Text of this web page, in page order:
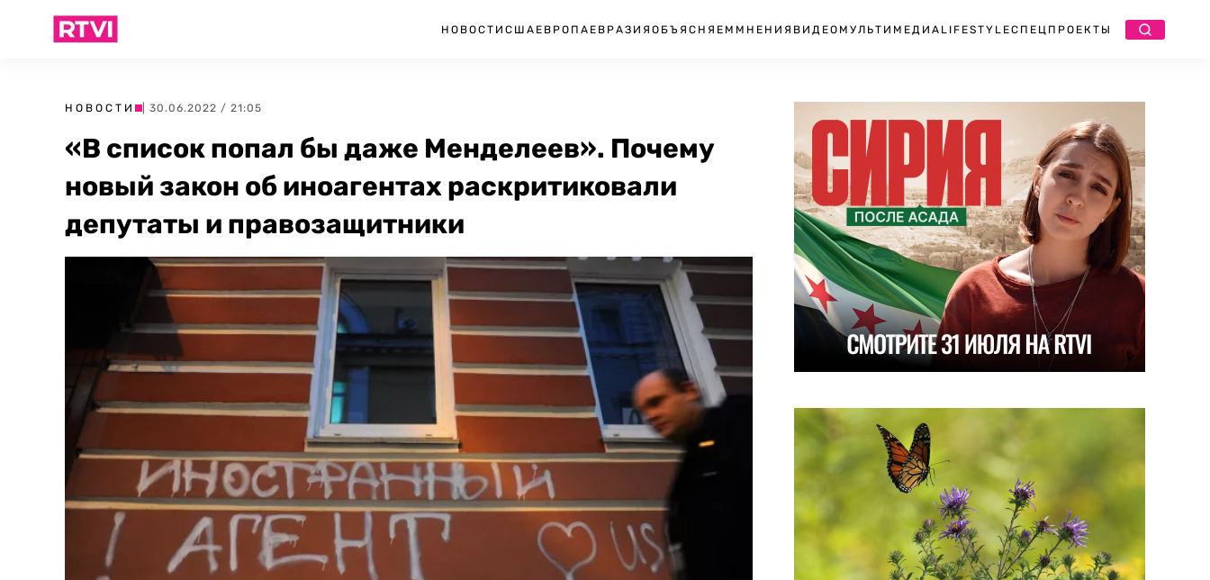
НОВОСТИ США ЕВРОПА ЕВРАЗИЯ ОБЪЯСНЯЕМ МНЕНИЯ ВИДЕО МУЛЬТИМЕДИА LIFESTYLEСПЕЦПРОЕКТЫ
НОВОСТИ | 30.06.2022 / 21:05
«В список попал бы даже Менделеев». Почему
новый закон об иноагентах раскритиковали
депутаты и правозащитники